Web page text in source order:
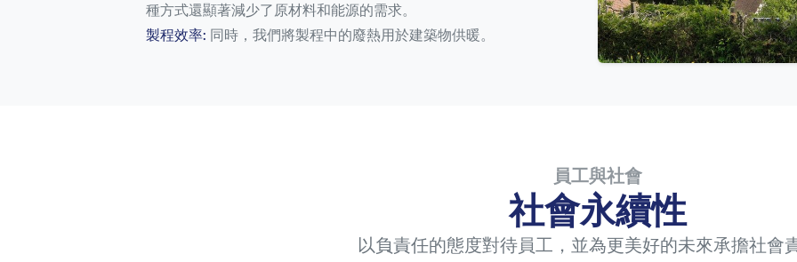
種方式還顯著減少了原材料和能源的需求。
製程效率: 同時，我們將製程中的廢熱用於建築物供暖。
員工與社會
社會永續性
以負責任的態度對待員工，並為更美好的未來承擔社會